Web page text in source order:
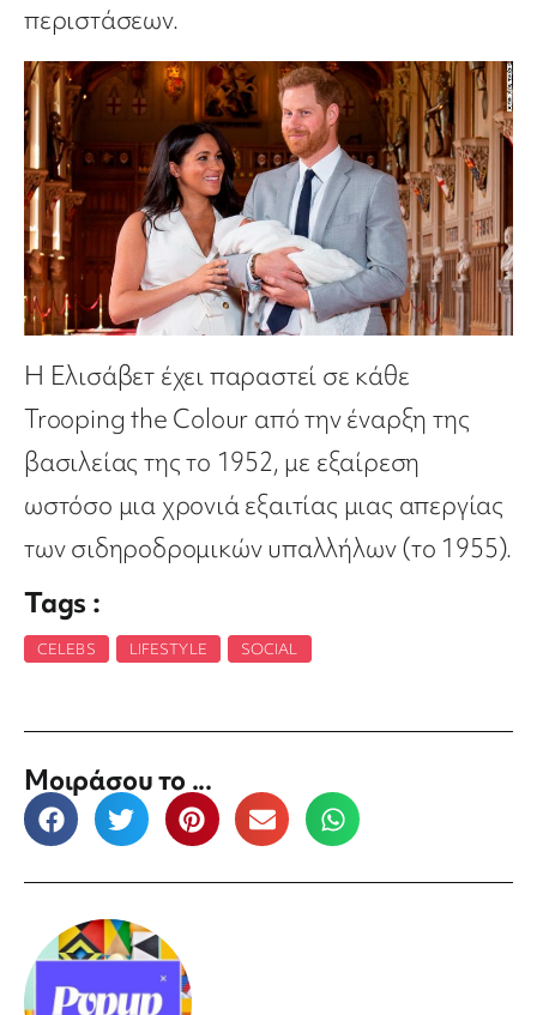
περιστάσεων.
Η Ελισάβετ έχει παραστεί σε κάθε
Trooping the Colour από την έναρξη της
βασιλείας της το 1952, με εξαίρεση
ωστόσο μια χρονιά εξαιτίας μιας απεργίας
των σιδηροδρομικών υπαλλήλων (το 1955).
Tags :
CELEBS LIFESTYLE SOCIAL
Μοιράσου το ...